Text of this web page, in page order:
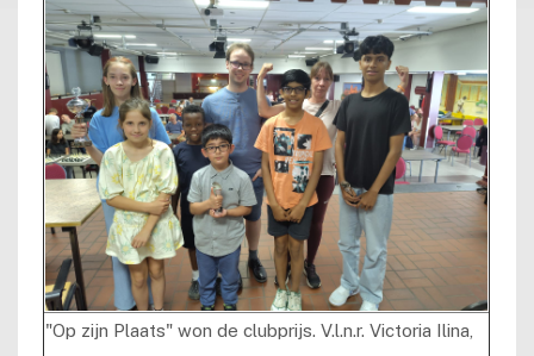
"Op zijn Plaats" won de clubprijs. V.l.n.r. Victoria Ilina,